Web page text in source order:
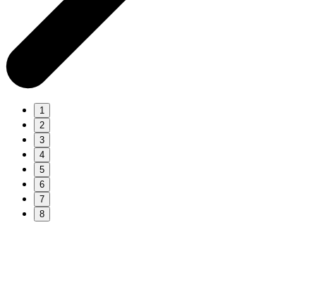
1
2
3
4
5
6
7
8